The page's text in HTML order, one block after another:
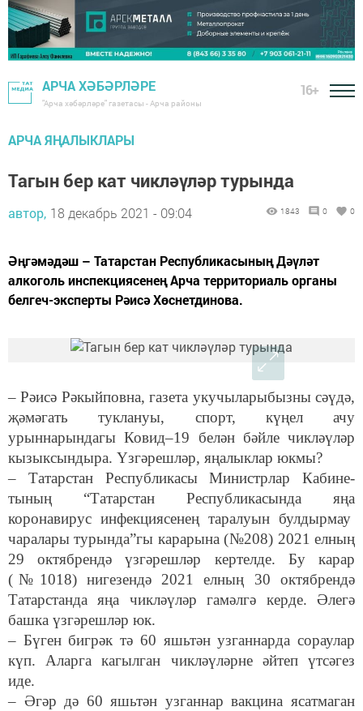
АРЧА ХӘБӘРЛӘРЕ
"Арча хәбәрләре" газетасы - Арча районы
16+
АРЧА ЯҢАЛЫКЛАРЫ
Тагын бер кат чикләүләр турында
автор, 18 декабрь 2021 - 09:04 1843 0 0
Әңгәмәдәш – Татарстан Республикасының Дәүләт
алкоголь инспекциясенең Арча территориаль органы
белгеч-эксперты Рәисә Хөснетдинова.
– Рәисә Рәкыйповна, газета укучыларыбызны сәүдә,
җәмәгать туклануы, спорт, күңел ачу
урыннарындагы Ковид–19 белән бәйле чикләүләр
кызыксындыра. Үзгәрешләр, яңалыклар юкмы?
– Татарстан Республикасы Министрлар Кабине-
тының “Татарстан Республикасында яңа
коронавирус инфекциясенең таралуын булдырмау
чаралары турында”гы карарына (№208) 2021 елның
29 октябрендә үзгәрешләр кертелде. Бу карар
(№1018) нигезендә 2021 елның 30 октябрендә
Татарстанда яңа чикләүләр гамәлгә керде. Әлегә
башка үзгәрешләр юк.
– Бүген бигрәк тә 60 яшьтән узганнарда сораулар
күп. Аларга кагылган чикләүләрне әйтеп үтсәгез
иде.
– Әгәр дә 60 яшьтән узганнар вакцина ясатмаган